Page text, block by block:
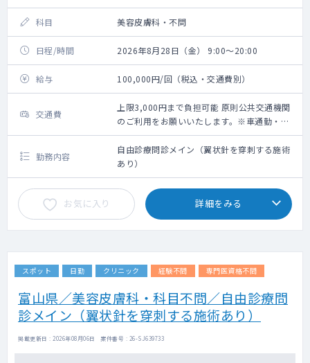
科目 美容皮膚科・不問
日程/時間 2026年8月28日（金） 9:00～20:00
給与 100,000円/回（税込・交通費別）
交通費
上限3,000円まで負担可能 原則公共交通機関
のご利用をお願いいたします。※車通勤・タ
クシー利用要相談
勤務内容
自由診療問診メイン（翼状針を穿刺する施術
あり）
お気に入り 詳細をみる
スポット 日勤 クリニック 経験不問 専門医資格不問
富山県／美容皮膚科・科目不問／自由診療問
診メイン（翼状針を穿刺する施術あり）
掲載更新日 : 2026年08月06日 案件番号 : 26-SJ639733